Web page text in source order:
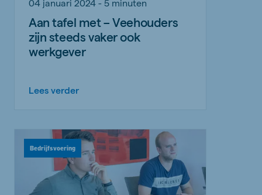
04 januari 2024 - 5 minuten
Aan tafel met – Veehouders
zijn steeds vaker ook
werkgever
Lees verder
Bedrijfsvoering